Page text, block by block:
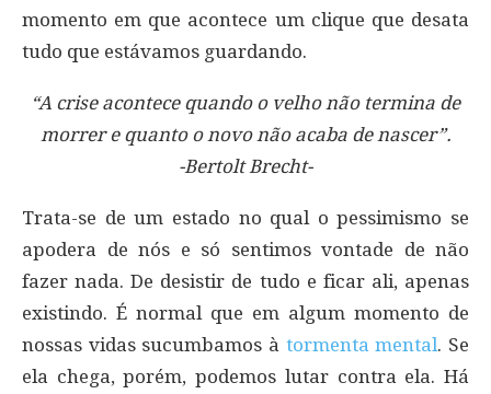
momento em que acontece um clique que desata
tudo que estávamos guardando.
“A crise acontece quando o velho não termina de
morrer e quanto o novo não acaba de nascer”.
-Bertolt Brecht-
Trata-se de um estado no qual o pessimismo se
apodera de nós e só sentimos vontade de não
fazer nada. De desistir de tudo e ficar ali, apenas
existindo. É normal que em algum momento de
nossas vidas sucumbamos à tormenta mental. Se
ela chega, porém, podemos lutar contra ela. Há